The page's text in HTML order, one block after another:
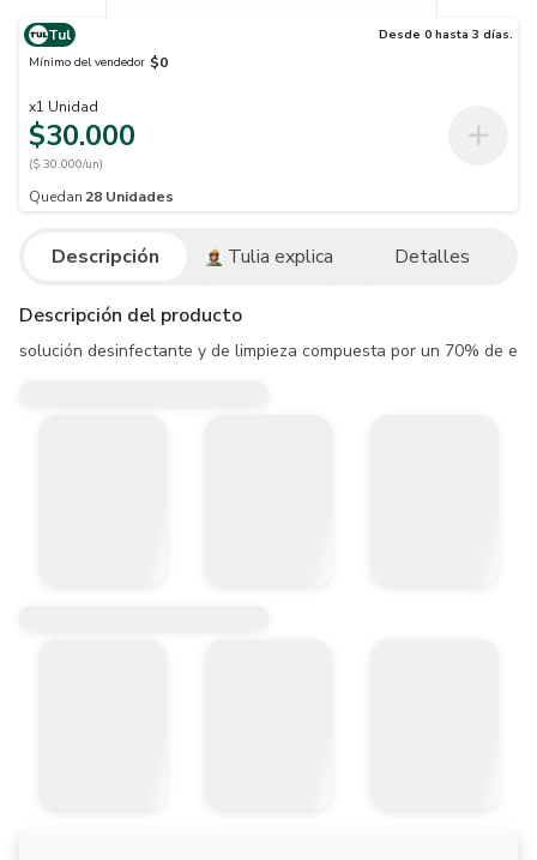
Tul
Desde 0 hasta 3 días.
Mínimo del vendedor $0
x1 Unidad
$30.000
($ 30.000/un)
Quedan 28 Unidades
Descripción Tulia explica Detalles
Descripción del producto
solución desinfectante y de limpieza compuesta por un 70% de